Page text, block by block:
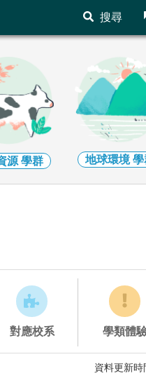
搜尋
源學群 地球環境學
對應校系 學類體
資料更新